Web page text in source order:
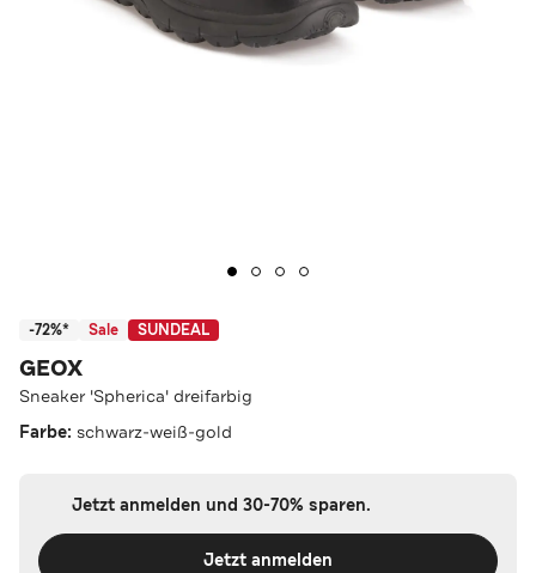
-72%* Sale SUNDEAL
GEOX
Sneaker 'Spherica' dreifarbig
Farbe: schwarz-weiß-gold
Jetzt anmelden und 30-70% sparen.
Jetzt anmelden